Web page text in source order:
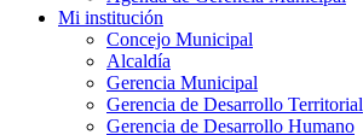
Mi institución
Concejo Municipal
Alcaldía
Gerencia Municipal
Gerencia de Desarrollo Territorial
Gerencia de Desarrollo Humano